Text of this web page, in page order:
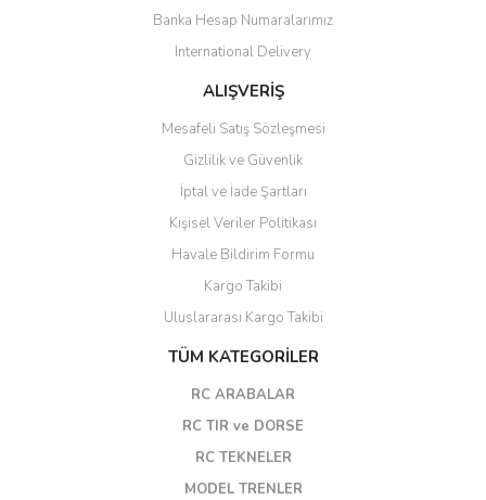
Banka Hesap Numaralarımız
International Delivery
ALIŞVERİŞ
Mesafeli Satış Sözleşmesi
Gizlilik ve Güvenlik
İptal ve İade Şartları
Kişisel Veriler Politikası
Havale Bildirim Formu
Kargo Takibi
Uluslararası Kargo Takibi
TÜM KATEGORİLER
RC ARABALAR
RC TIR ve DORSE
RC TEKNELER
MODEL TRENLER